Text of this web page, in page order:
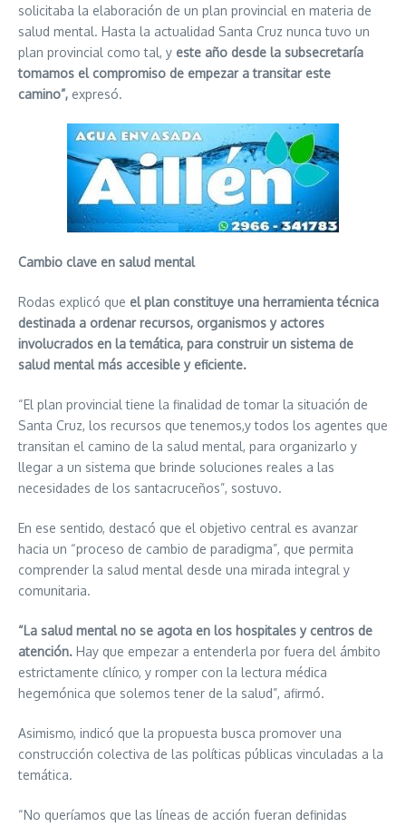
solicitaba la elaboración de un plan provincial en materia de
salud mental. Hasta la actualidad Santa Cruz nunca tuvo un
plan provincial como tal, y este año desde la subsecretaría
tomamos el compromiso de empezar a transitar este
camino”, expresó.
Cambio clave en salud mental
Rodas explicó que el plan constituye una herramienta técnica
destinada a ordenar recursos, organismos y actores
involucrados en la temática, para construir un sistema de
salud mental más accesible y eficiente.
“El plan provincial tiene la finalidad de tomar la situación de
Santa Cruz, los recursos que tenemos,y todos los agentes que
transitan el camino de la salud mental, para organizarlo y
llegar a un sistema que brinde soluciones reales a las
necesidades de los santacruceños”, sostuvo.
En ese sentido, destacó que el objetivo central es avanzar
hacia un “proceso de cambio de paradigma”, que permita
comprender la salud mental desde una mirada integral y
comunitaria.
“La salud mental no se agota en los hospitales y centros de
atención. Hay que empezar a entenderla por fuera del ámbito
estrictamente clínico, y romper con la lectura médica
hegemónica que solemos tener de la salud”, afirmó.
Asimismo, indicó que la propuesta busca promover una
construcción colectiva de las políticas públicas vinculadas a la
temática.
“No queríamos que las líneas de acción fueran definidas